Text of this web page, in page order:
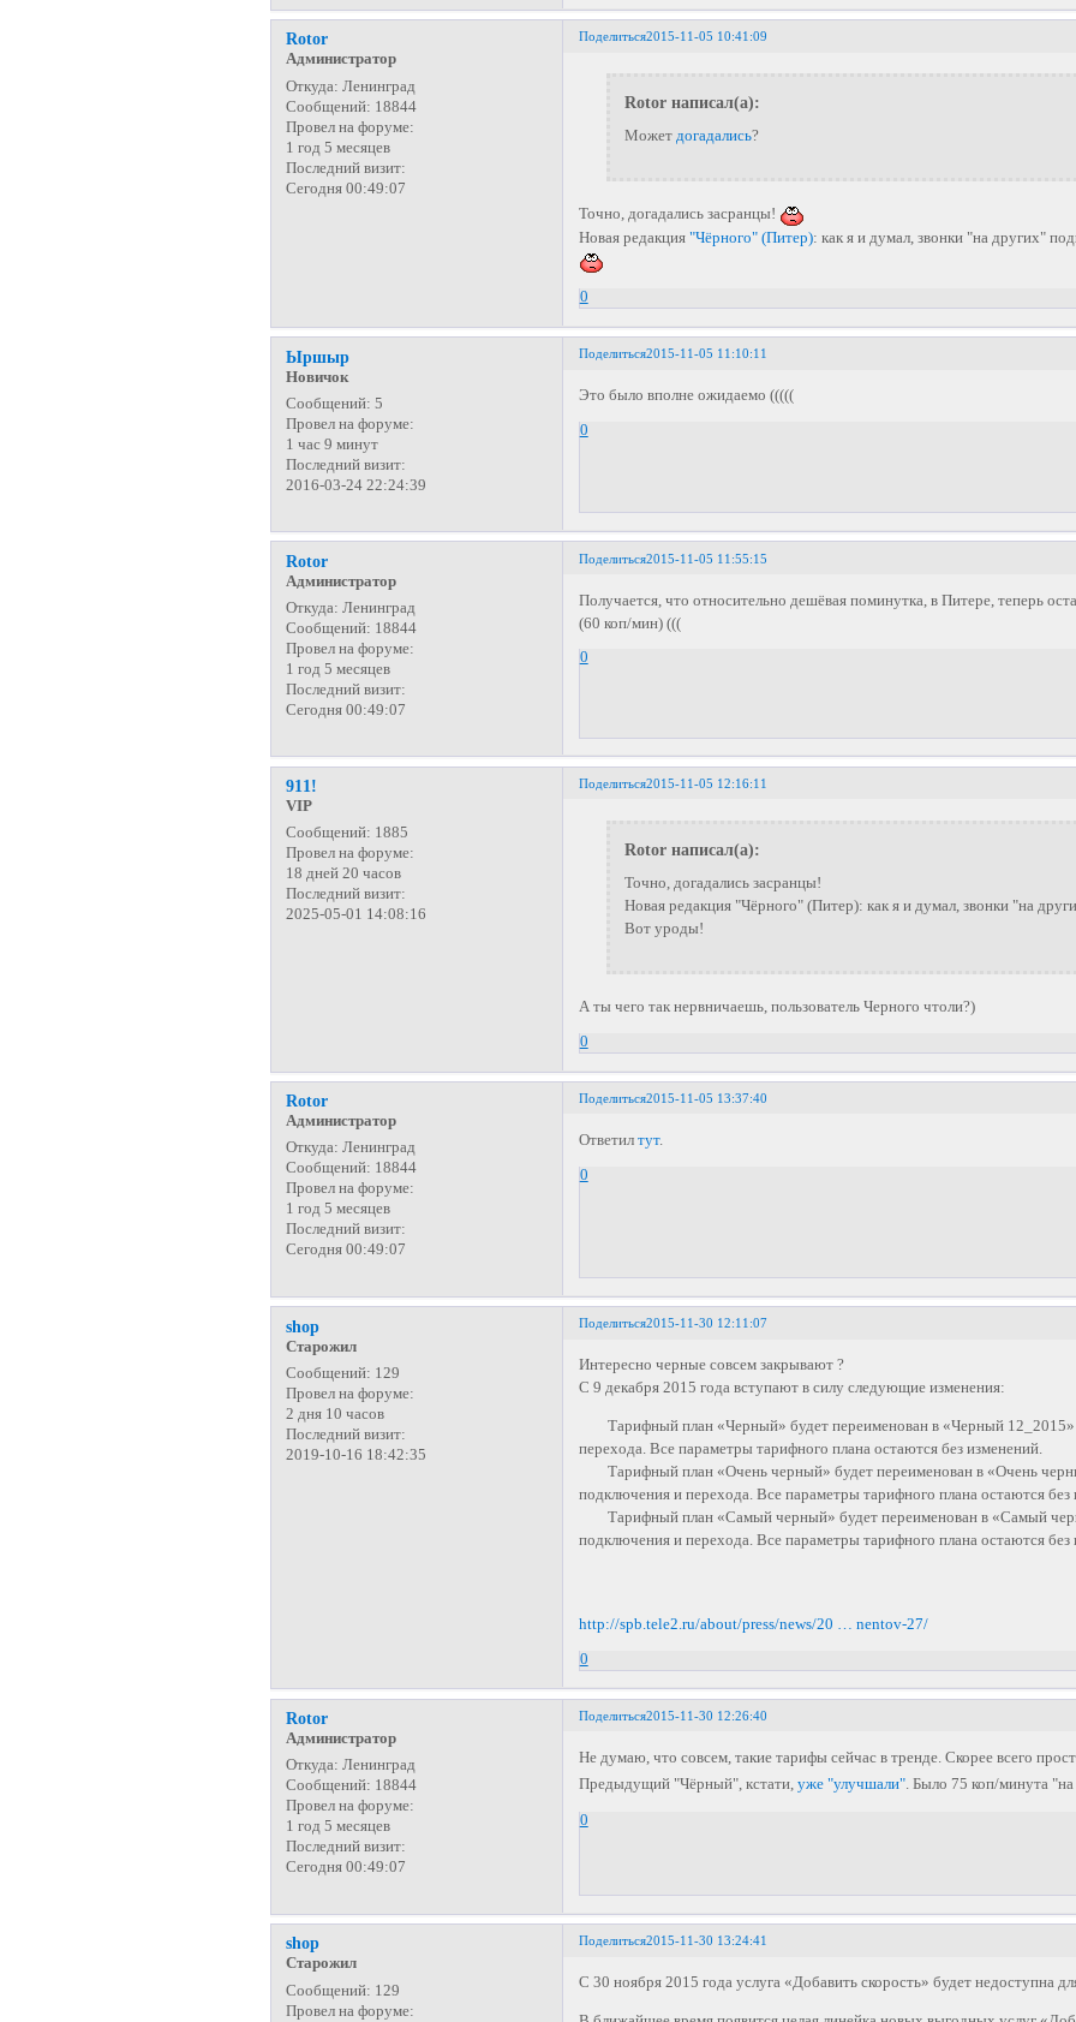
Поделиться2015-11-05 10:41:09
Rotor
Администратор
Откуда: Ленинград
Сообщений: 18844
Провел на форуме:
1 год 5 месяцев
Последний визит:
Сегодня 00:49:07
Rotor написал(а):
Можетдогадались?
Точно, догадались засранцы!
Новая редакция "Чёрного" (Питер): как я и думал, звонки "на других"
0
Поделиться2015-11-05 11:10:11
Ыршыр
Новичок
Сообщений: 5
Провел на форуме:
1 час 9 минут
Последний визит:
2016-03-24 22:24:39
Это было вполне ожидаемо (((((
0
Поделиться2015-11-05 11:55:15
Rotor
Администратор
Откуда: Ленинград
Сообщений: 18844
Провел на форуме:
1 год 5 месяцев
Последний визит:
Сегодня 00:49:07
Получается, что относительно дешёвая поминутка, в Питере, теперь
(60 коп/мин) (((
0
Поделиться2015-11-05 12:16:11
911!
VIP
Сообщений: 1885
Провел на форуме:
18 дней 20 часов
Последний визит:
2025-05-01 14:08:16
Rotor написал(а):
Точно, догадались засранцы!
Новая редакция "Чёрного" (Питер): как я и думал, звонки "на
Вот уроды!
А ты чего так нервничаешь, пользователь Черного чтоли?)
0
Поделиться2015-11-05 13:37:40
Rotor
Администратор
Откуда: Ленинград
Сообщений: 18844
Провел на форуме:
1 год 5 месяцев
Последний визит:
Сегодня 00:49:07
Ответил тут.
0
Поделиться2015-11-30 12:11:07
shop
Старожил
Сообщений: 129
Провел на форуме:
2 дня 10 часов
Последний визит:
2019-10-16 18:42:35
Интересно черные совсем закрывают ?
С 9 декабря 2015 года вступают в силу следующие изменения:
Тарифный план «Черный» будет переименован в «Черный 12_2015»
перехода. Все параметры тарифного плана остаются без изменений.
Тарифный план «Очень черный» будет переименован в «Очень
подключения и перехода. Все параметры тарифного плана остаются без
Тарифный план «Самый черный» будет переименован в «Самый
подключения и перехода. Все параметры тарифного плана остаются без
http://spb.tele2.ru/about/press/news/20 … nentov-27/
0
Поделиться2015-11-30 12:26:40
Rotor
Администратор
Откуда: Ленинград
Сообщений: 18844
Провел на форуме:
1 год 5 месяцев
Последний визит:
Сегодня 00:49:07
Не думаю, что совсем, такие тарифы сейчас в тренде. Скорее всего
Предыдущий "Чёрный", кстати, уже "улучшали". Было 75 коп/минута "на
0
Поделиться2015-11-30 13:24:41
shop
Старожил
Сообщений: 129
Провел на форуме:
С 30 ноября 2015 года услуга «Добавить скорость» будет недоступна